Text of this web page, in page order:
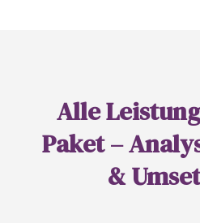
Alle
Paket –
&